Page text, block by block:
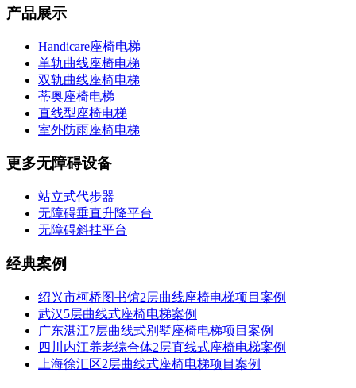
产品展示
Handicare座椅电梯
单轨曲线座椅电梯
双轨曲线座椅电梯
蒂奥座椅电梯
直线型座椅电梯
室外防雨座椅电梯
更多无障碍设备
站立式代步器
无障碍垂直升降平台
无障碍斜挂平台
经典案例
绍兴市柯桥图书馆2层曲线座椅电梯项目案例
武汉5层曲线式座椅电梯案例
广东湛江7层曲线式别墅座椅电梯项目案例
四川内江养老综合体2层直线式座椅电梯案例
上海徐汇区2层曲线式座椅电梯项目案例